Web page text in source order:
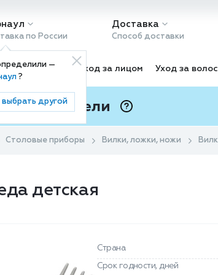
по России
—
?
выбрать другой
Доставка
Способ доставки
косметика Уход за лицом Уход за
с Подели
Столовые приборы Вилки, ложки, ножи
детская
Страна
Срок годности, дней